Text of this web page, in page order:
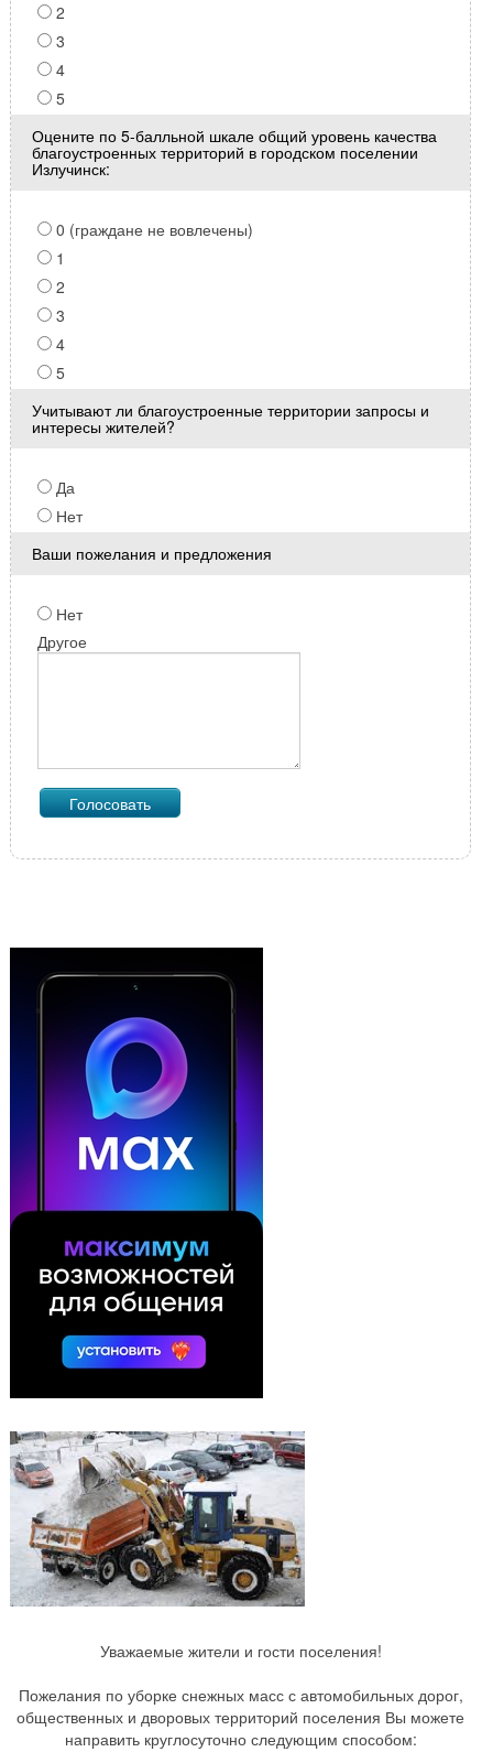
2
3
4
5
Оцените по 5-балльной шкале общий уровень качества
благоустроенных территорий в городском поселении
Излучинск:
0 (граждане не вовлечены)
1
2
3
4
5
Учитывают ли благоустроенные территории запросы и
интересы жителей?
Да
Нет
Ваши пожелания и предложения
Нет
Другое
Уважаемые жители и гости поселения!
Пожелания по уборке снежных масс с автомобильных дорог,
общественных и дворовых территорий поселения Вы можете
направить круглосуточно следующим способом: